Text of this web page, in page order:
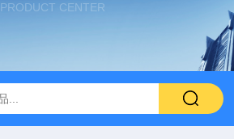
PRODUCT CENTER